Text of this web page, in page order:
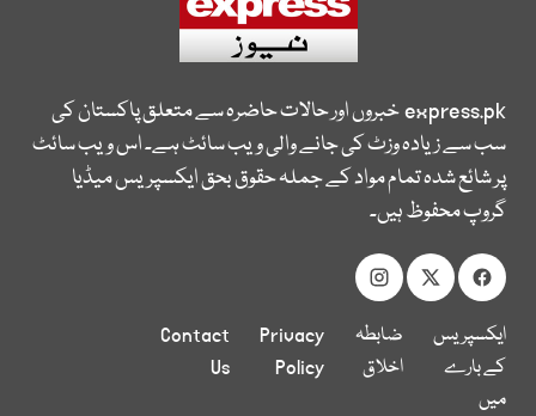
express.pkخبروں اور حالات حاضرہ سے متعلق پاکستان کی
سب سے زیادہ وزٹ کی جانے والی ویب سائٹ ہے۔ اس ویب سائٹ
پر شائع شدہ تمام مواد کے جملہ حقوق بحق ایکسپریس میڈیا
گروپ محفوظ ہیں۔
ایکسپریس
کے بارے
میں
ضابطہ
اخلاق
Privacy
Policy
Contact
Us